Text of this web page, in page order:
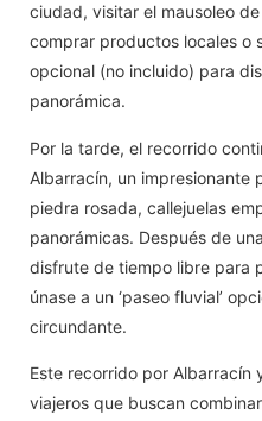
ciudad, visitar el mausoleo
comprar productos locales o
opcional (no incluido) para
panorámica.
Por la tarde, el recorrido
Albarracín, un impresionante
piedra rosada, callejuelas
panorámicas. Después de
disfrute de tiempo libre para
únase a un ‘paseo fluvial’
circundante.
Este recorrido por Albarracín
viajeros que buscan